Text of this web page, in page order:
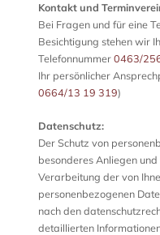
Kontakt und
Bei Fragen und für eine
Besichtigung stehen wir
Telefonnummer0463/
Ihr persönlicher
0664/13 19 319)
Datenschutz:
Der Schutz von
besonderes Anliegen
Verarbeitung der von
personenbezogenen
nach den
detaillierten